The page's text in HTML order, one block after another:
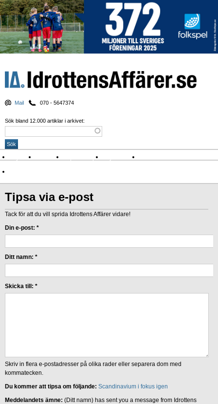
Mail 070 - 5647374
Sök bland 12.000 artiklar i arkivet:
Nyheter Krönikor Sport & spel Nyhetsbrev
Tipsa via e-post
Tack för att du vill sprida Idrottens Affärer vidare!
Din e-post: *
Ditt namn: *
Skicka till: *
Skriv in flera e-postadresser på olika rader eller separera dom med
kommatecken.
Du kommer att tipsa om följande: Scandinavium i fokus igen
Meddelandets ämne: (Ditt namn) has sent you a message from Idrottens